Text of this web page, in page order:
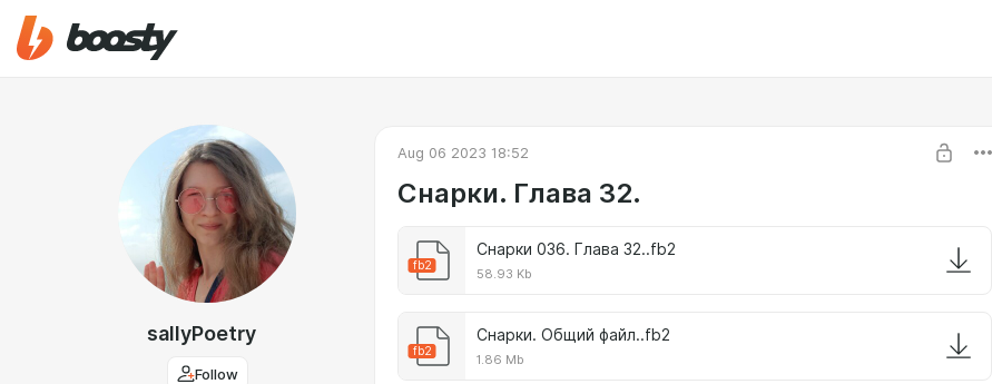
sallyPoetry
Follow
Aug 06 2023 18:52
Снарки. Глава 32.
fb2
Снарки 036. Глава 32..fb2
58.93 Kb
fb2
Снарки. Общий файл..fb2
1.86 Mb